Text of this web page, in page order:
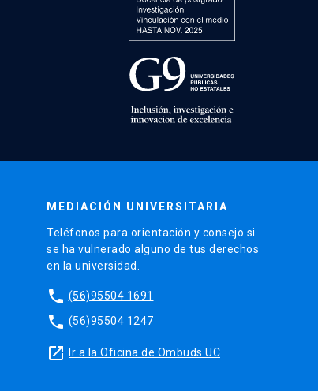
MEDIACIÓN UNIVERSITARIA
Teléfonos para orientación y consejo si
se ha vulnerado alguno de tus derechos
en la universidad.
phone (56)95504 1691
phone (56)95504 1247
launch Ir a la Oficina de Ombuds UC